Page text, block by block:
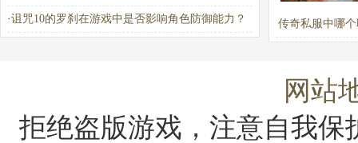
·诅咒10的罗刹在游戏中是否影响角色防御能力？ 传奇私服中哪
网站
拒绝盗版游戏，注意自我